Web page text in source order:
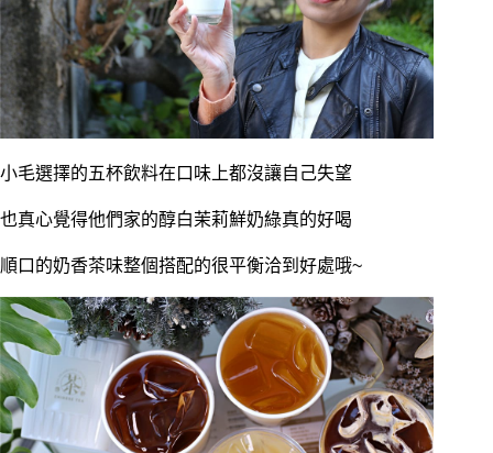
小毛選擇的五杯飲料在口味上都沒讓自己失望
也真心覺得他們家的醇白茉莉鮮奶綠真的好喝
順口的奶香茶味整個搭配的很平衡洽到好處哦~